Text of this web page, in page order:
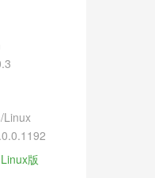
Linux
Linux版